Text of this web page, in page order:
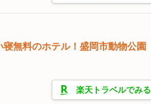
無料のホテル！盛岡市動物公園
楽天トラベルでみる